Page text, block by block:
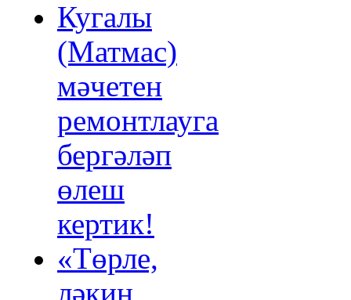
Кугалы
(Матмас)
мәчетен
ремонтлауга
бергәләп
өлеш
кертик!
«Төрле,
ләкин